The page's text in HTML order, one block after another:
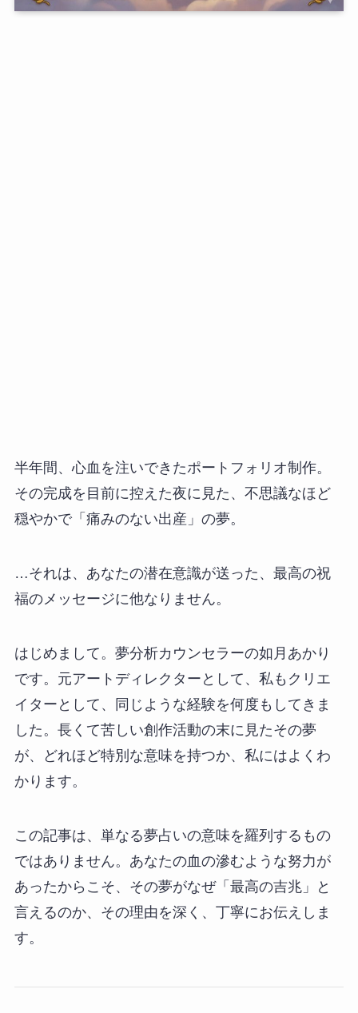
半年間、心血を注いできたポートフォリオ制作。
その完成を目前に控えた夜に見た、不思議なほど
穏やかで「痛みのない出産」の夢。
…それは、あなたの潜在意識が送った、最高の祝
福のメッセージに他なりません。
はじめまして。夢分析カウンセラーの如月あかり
です。元アートディレクターとして、私もクリエ
イターとして、同じような経験を何度もしてきま
した。長くて苦しい創作活動の末に見たその夢
が、どれほど特別な意味を持つか、私にはよくわ
かります。
この記事は、単なる夢占いの意味を羅列するもの
ではありません。あなたの血の滲むような努力が
あったからこそ、その夢がなぜ「最高の吉兆」と
言えるのか、その理由を深く、丁寧にお伝えしま
す。